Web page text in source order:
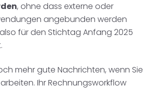
, ohne dass externe oder
angebunden werden
für den Stichtag Anfang 2025
mehr gute Nachrichten, wenn Sie
arbeiten. Ihr Rechnungsworkflow